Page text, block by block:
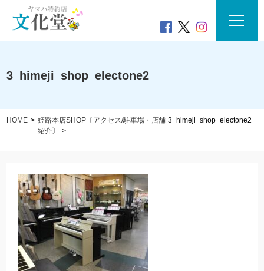
3_himeji_shop_electone2
HOME
姫路本店SHOP〔アクセス/駐車場・店舗
紹介〕
3_himeji_shop_electone2